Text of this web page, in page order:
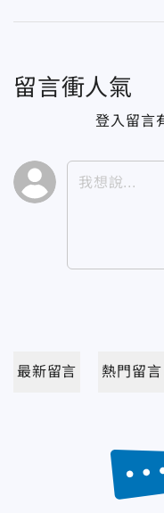
留言衝人氣
登入留言
最新留言 熱門留言